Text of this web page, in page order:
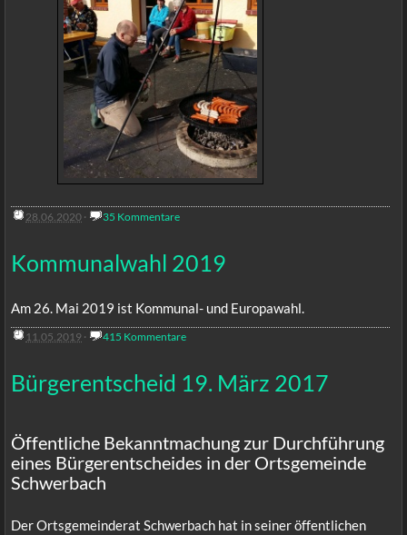
28.06.2020 · 35 Kommentare
Kommunalwahl 2019
Am 26. Mai 2019 ist Kommunal- und Europawahl.
11.05.2019 · 415 Kommentare
Bürgerentscheid 19. März 2017
Öffentliche Bekanntmachung zur Durchführung
eines Bürgerentscheides in der Ortsgemeinde
Schwerbach
Der Ortsgemeinderat Schwerbach hat in seiner öffentlichen